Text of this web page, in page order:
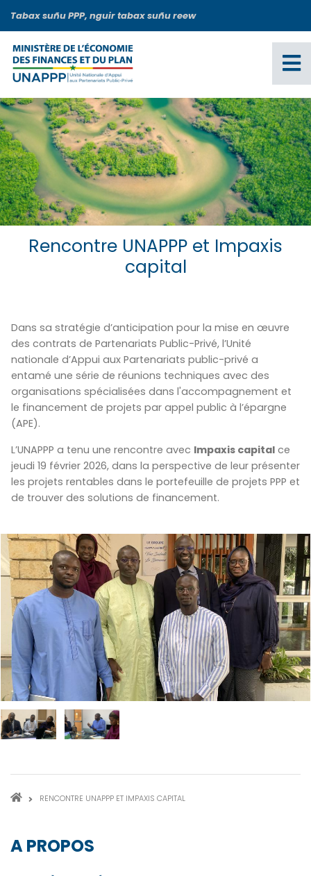
contenu
principal
Tabax suñu PPP, nguir tabax suñu reew
Rencontre UNAPPP et Impaxis
capital
Dans sa stratégie d’anticipation pour la mise en œuvre
des contrats de Partenariats Public-Privé, l’Unité
nationale d’Appui aux Partenariats public-privé a
entamé une série de réunions techniques avec des
organisations spécialisées dans l'accompagnement et
le financement de projets par appel public à l’épargne
(APE).
L’UNAPPP a tenu une rencontre avec Impaxis capital ce
jeudi 19 février 2026, dans la perspective de leur présenter
les projets rentables dans le portefeuille de projets PPP et
de trouver des solutions de financement.
FIL
RENCONTRE UNAPPP ET IMPAXIS CAPITAL
A PROPOS